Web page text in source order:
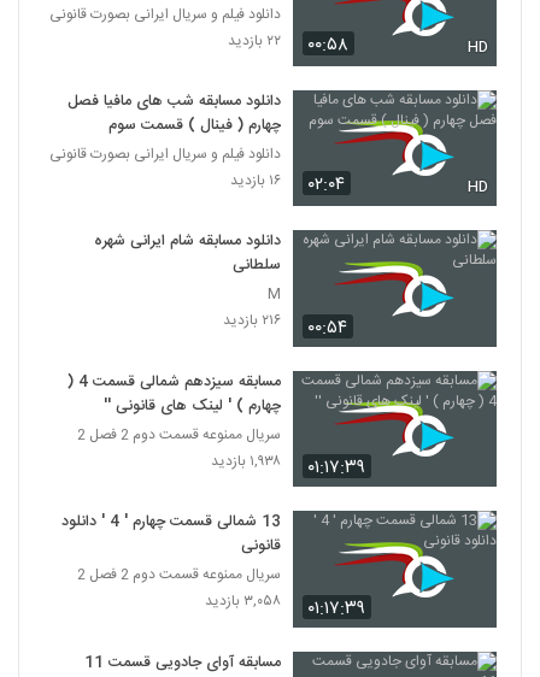
۰۰:۵۸ HD
دانلود فیلم و سریال ایرانی بصورت قانونی
۲۲ بازدید
۰۲:۰۴ HD
دانلود مسابقه شب های مافیا فصل
چهارم ( فینال ) قسمت سوم
دانلود فیلم و سریال ایرانی بصورت قانونی
۱۶ بازدید
۰۰:۵۴
دانلود مسابقه شام ایرانی شهره
سلطانی
M
۲۱۶ بازدید
۰۱:۱۷:۳۹
مسابقه سیزدهم شمالی قسمت 4 (
چهارم ) ' لینک های قانونی ''
سریال ممنوعه قسمت دوم 2 فصل 2
۱,۹۳۸ بازدید
۰۱:۱۷:۳۹
13 شمالی قسمت چهارم ' 4 ' دانلود
قانونی
سریال ممنوعه قسمت دوم 2 فصل 2
۳,۰۵۸ بازدید
مسابقه آوای جادویی قسمت 11